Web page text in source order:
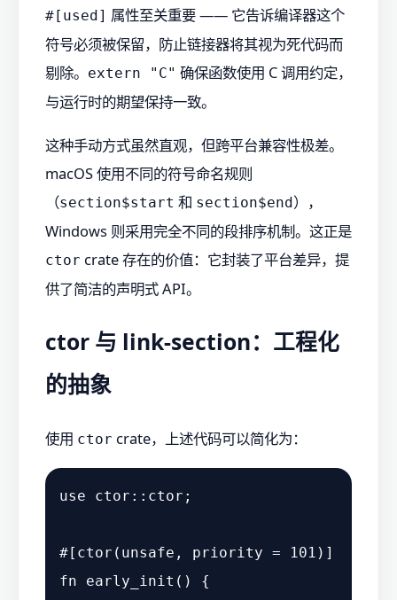
#[used] 属性至关重要 —— 它告诉编译器这个
符号必须被保留，防止链接器将其视为死代码而
剔除。 extern "C" 确保函数使用 C 调用约定，
与运行时的期望保持一致。
这种手动方式虽然直观，但跨平台兼容性极差。
macOS 使用不同的符号命名规则
（section$start 和 section$end），
Windows 则采用完全不同的段排序机制。这正是
ctor crate 存在的价值：它封装了平台差异，提
供了简洁的声明式 API。
ctor 与 link-section：工程化
的抽象
使用 ctor crate，上述代码可以简化为：
use ctor::ctor;
#[ctor(unsafe, priority = 101)]
fn
early_init () {